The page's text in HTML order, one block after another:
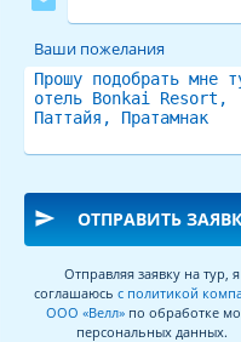
Ваши пожелания
send ОТПРАВИТЬ
Отправляя заявку на тур, я
соглашаюсь с политикой
ООО «Велл» по обработке
персональных данных.